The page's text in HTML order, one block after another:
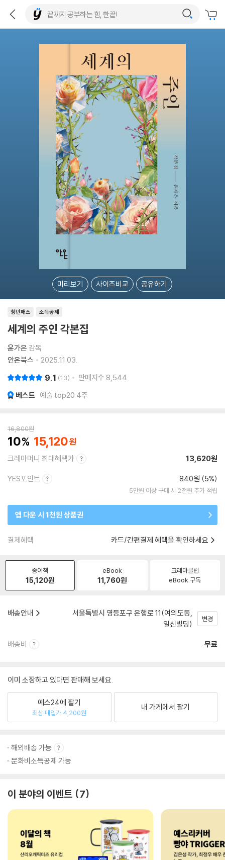
미리보기 사이즈비교 공유하기
소득공제
청년패스
세계의 주인 각본집
윤가은 감독
안온북스
2025.11.03.
9.1 13 판매지수 8,544
베스트 예술 top20 4주
16,800원
10 15,120
크레마머니 최대혜택가 13,620원
YES포인트 840원 (5%)
5만원 이상 구매 시 2천원 추가 적립
앱 다운 시 1천원 상품권
결제혜택 카드/간편결제 혜택을 확인하세요
종이책
15,120원
eBook
11,760원
크레마클럽
eBook 구독
배송안내
서울특별시 영등포구 은행로 11(여의도동,
일신빌딩)
변경
배송비 무료
이미 소장하고 있다면 판매해 보세요.
예스24에 팔기
최상 매입가 4,200원
내 가게에서 팔기
해외배송 가능
문화비소득공제 가능
이 분야의 이벤트 7